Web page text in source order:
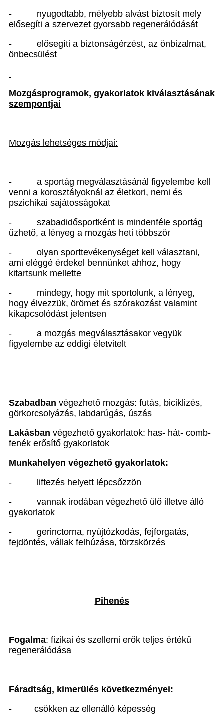
-
nyugodtabb, mélyebb alvást biztosít mely
elősegíti a szervezet gyorsabb regenerálódását
-
elősegíti a biztonságérzést, az önbizalmat,
önbecsülést
Mozgásprogramok, gyakorlatok kiválasztásának
szempontjai
Mozgás lehetséges módjai:
-
a sportág megválasztásánál figyelembe kell
venni a korosztályoknál az életkori, nemi és
pszichikai sajátosságokat
-
szabadidősportként is mindenféle sportág
űzhető, a lényeg a mozgás heti többször
-
olyan sporttevékenységet kell választani,
ami eléggé érdekel bennünket ahhoz, hogy
kitartsunk mellette
-
mindegy, hogy mit sportolunk, a lényeg,
hogy élvezzük, örömet és szórakozást valamint
kikapcsolódást jelentsen
-
a mozgás megválasztásakor vegyük
figyelembe az eddigi életvitelt
Szabadban végezhető mozgás: futás, biciklizés,
görkorcsolyázás, labdarúgás, úszás
Lakásban végezhető gyakorlatok: has- hát- comb-
fenék erősítő gyakorlatok
Munkahelyen végezhető gyakorlatok:
-
liftezés helyett lépcsőzzön
-
vannak irodában végezhető ülő illetve álló
gyakorlatok
-
gerinctorna, nyújtózkodás, fejforgatás,
fejdöntés, vállak felhúzása, törzskörzés
Pihenés
Fogalma: fizikai és szellemi erők teljes értékű
regenerálódása
Fáradtság, kimerülés következményei:
-
csökken az ellenálló képesség